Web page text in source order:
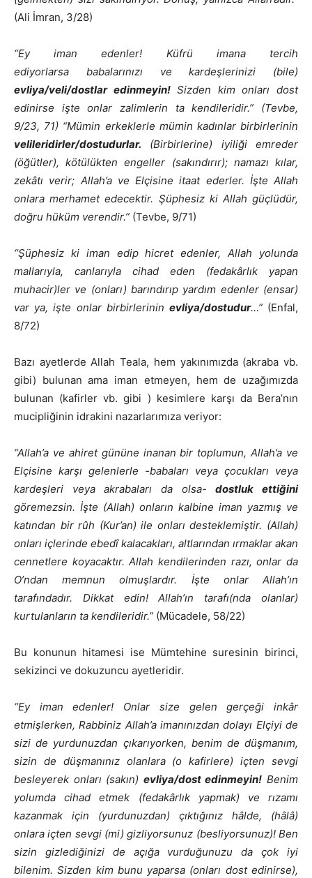
(Ali İmran, 3/28)
“Ey iman edenler! Küfrü imana tercih
ediyorlarsa babalarınızı ve kardeşlerinizi (bile)
evliya/veli/dostlar edinmeyin!Sizden kim onları dost
edinirse işte onlar zalimlerin ta kendileridir.” (Tevbe,
9/23, 71) “Mümin erkeklerle mümin kadınlar birbirlerinin
velileridirler/dostudurlar. (Birbirlerine) iyiliği emreder
(öğütler), kötülükten engeller (sakındırır); namazı kılar,
zekâtı verir; Allah’a ve Elçisine itaat ederler. İşte Allah
onlara merhamet edecektir. Şüphesiz ki Allah güçlüdür,
doğru hüküm verendir.” (Tevbe, 9/71)
“Şüphesiz ki iman edip hicret edenler, Allah yolunda
mallarıyla, canlarıyla cihad eden (fedakârlık yapan
muhacir)ler ve (onları) barındırıp yardım edenler (ensar)
var ya, işte onlar birbirlerinin evliya/dostudur…”(Enfal,
8/72)
Bazı ayetlerde Allah Teala, hem yakınımızda (akraba vb.
gibi) bulunan ama iman etmeyen, hem de uzağımızda
bulunan (kafirler vb. gibi ) kesimlere karşı da Bera’nın
mucipliğinin idrakini nazarlarımıza veriyor:
“Allah’a ve ahiret gününe inanan bir toplumun, Allah’a ve
Elçisine karşı gelenlerle -babaları veya çocukları veya
kardeşleri veya akrabaları da olsa-dostluk ettiğini
göremezsin. İşte (Allah) onların kalbine iman yazmış ve
katından bir rûh (Kur’an) ile onları desteklemiştir. (Allah)
onları içlerinde ebedî kalacakları, altlarından ırmaklar akan
cennetlere koyacaktır. Allah kendilerinden razı, onlar da
O’ndan memnun olmuşlardır. İşte onlar Allah’ın
tarafındadır. Dikkat edin! Allah’ın tarafı(nda olanlar)
kurtulanların ta kendileridir.” (Mücadele, 58/22)
Bu konunun hitamesi ise Mümtehine suresinin birinci,
sekizinci ve dokuzuncu ayetleridir.
“Ey iman edenler! Onlar size gelen gerçeği inkâr
etmişlerken, Rabbiniz Allah’a imanınızdan dolayı Elçiyi de
sizi de yurdunuzdan çıkarıyorken, benim de düşmanım,
sizin de düşmanınız olanlara (o kafirlere) içten sevgi
besleyerek onları (sakın) evliya/dost edinmeyin! Benim
yolumda cihad etmek (fedakârlık yapmak) ve rızamı
kazanmak için (yurdunuzdan) çıktığınız hâlde, (hâlâ)
onlara içten sevgi (mi) gizliyorsunuz (besliyorsunuz)! Ben
sizin gizlediğinizi de açığa vurduğunuzu da çok iyi
bilenim. Sizden kim bunu yaparsa (onları dost edinirse),